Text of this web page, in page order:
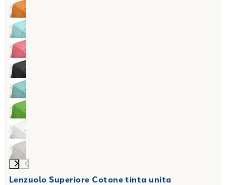
Lenzuolo Superiore Cotone tinta unita